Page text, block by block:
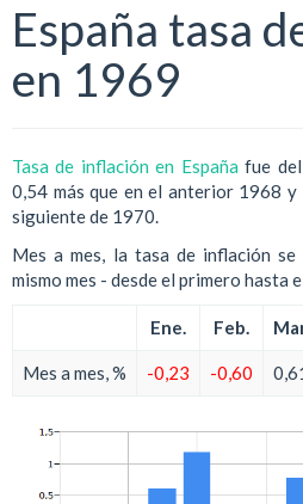
España tasa
en 1969
Tasa de inflación en España fue
0,54 más que en el anterior 1968 y
siguiente de 1970.
Mes a mes, la tasa de inflación
mismo mes - desde el primero hasta
Ene. Feb.
Mes a mes, % -0,23 -0,60